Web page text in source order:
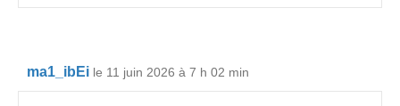
ma1_ibEi le 11 juin 2026 à 7 h 02 min